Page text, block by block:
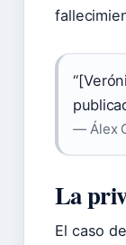
— Álex
La
El caso